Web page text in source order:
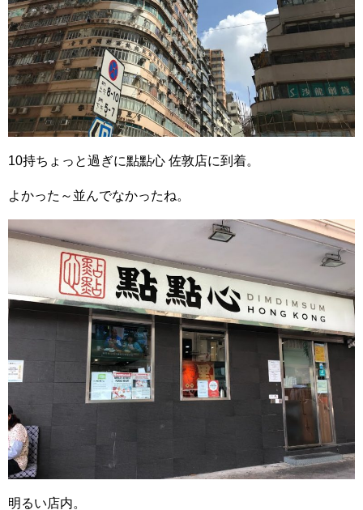
10持ちょっと過ぎに點點心 佐敦店に到着。
よかった～並んでなかったね。
明るい店内。